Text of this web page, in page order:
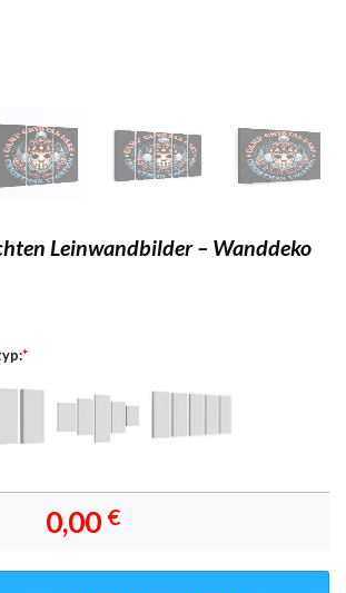
Leinwandbilder – Wanddeko
*
0,00 €